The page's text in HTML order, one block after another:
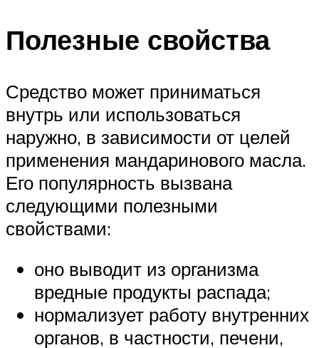
Полезные свойства
Средство может приниматься
внутрь или использоваться
наружно, в зависимости от целей
применения мандаринового масла.
Его популярность вызвана
следующими полезными
свойствами:
оно выводит из организма
вредные продукты распада;
нормализует работу внутренних
органов, в частности, печени,